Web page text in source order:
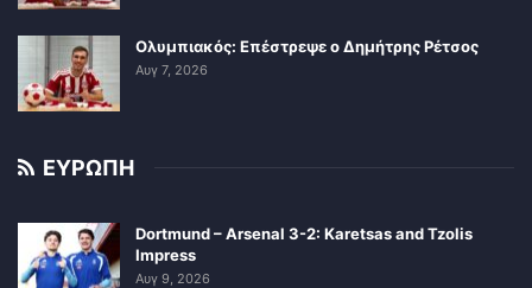
Ολυμπιακός: Επέστρεψε ο Δημήτρης Ρέτσος
Αυγ 7, 2026
ΕΥΡΩΠΗ
Dortmund – Arsenal 3-2: Karetsas and Tzolis
Impress
Αυγ 9, 2026